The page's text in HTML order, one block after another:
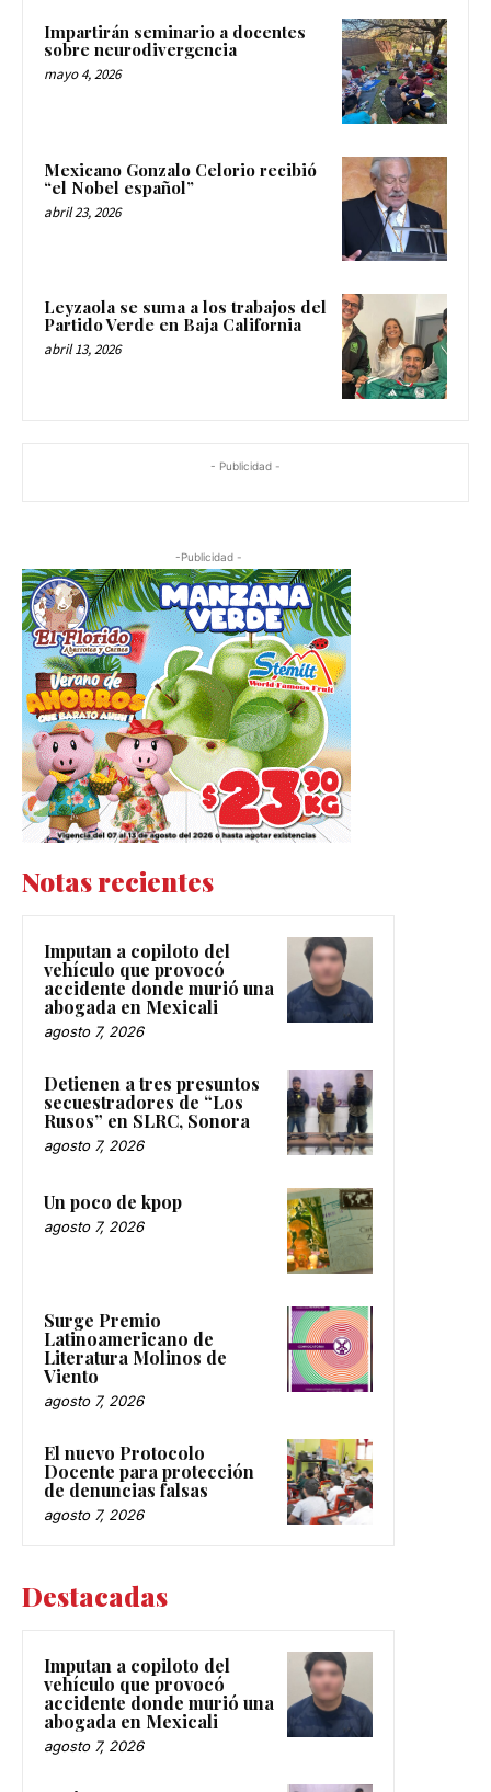
Impartirán seminario a docentes
sobre neurodivergencia
mayo 4, 2026
Mexicano Gonzalo Celorio recibió
“el Nobel español”
abril 23, 2026
Leyzaola se suma a los trabajos del
Partido Verde en Baja California
abril 13, 2026
- Publicidad -
-Publicidad -
Notas recientes
Imputan a copiloto del
vehículo que provocó
accidente donde murió una
abogada en Mexicali
agosto 7, 2026
Detienen a tres presuntos
secuestradores de “Los
Rusos” en SLRC, Sonora
agosto 7, 2026
Un poco de kpop
agosto 7, 2026
Surge Premio
Latinoamericano de
Literatura Molinos de
Viento
agosto 7, 2026
El nuevo Protocolo
Docente para protección
de denuncias falsas
agosto 7, 2026
Destacadas
Imputan a copiloto del
vehículo que provocó
accidente donde murió una
abogada en Mexicali
agosto 7, 2026